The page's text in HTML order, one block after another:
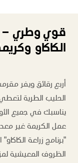
قوي وطري –
الكاكاو
أربع رقائق ويفر
الحليب الطرية
يناسبك في جميع
عمل الكريمة غير
"برنامج زراعة
الظروف المعيشية